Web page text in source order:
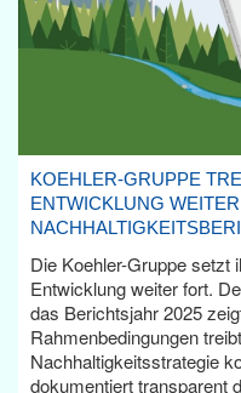
KOEHLER-GRUPPE
ENTWICKLUNG
Die Koehler-Gruppe setzt
Entwicklung weiter fort.
das Berichtsjahr 2025
Rahmenbedingungen
Nachhaltigkeitsstrategie
dokumentiert transparent